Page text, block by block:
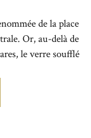
de la place
Or, au-delà de
le verre soufflé